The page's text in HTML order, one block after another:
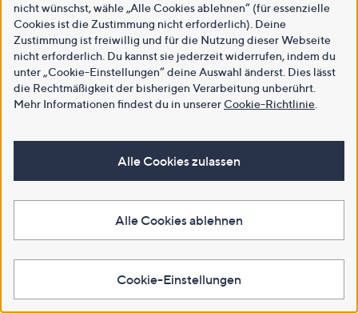
nicht wünschst, wähle „Alle Cookies ablehnen“ (für essenzielle
Cookies ist die Zustimmung nicht erforderlich). Deine
Zustimmung ist freiwillig und für die Nutzung dieser Webseite
nicht erforderlich. Du kannst sie jederzeit widerrufen, indem du
unter „Cookie-Einstellungen“ deine Auswahl änderst. Dies lässt
die Rechtmäßigkeit der bisherigen Verarbeitung unberührt.
Mehr Informationen findest du in unsererCookie-Richtlinie
Alle Cookies zulassen
Alle Cookies ablehnen
Cookie-Einstellungen